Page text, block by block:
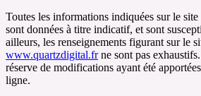
Toutes les informations indiquées sur le site
sont données à titre indicatif, et sont
ailleurs, les renseignements figurant sur le
www.quartzdigital.frne sont pas
réserve de modifications ayant été
ligne.